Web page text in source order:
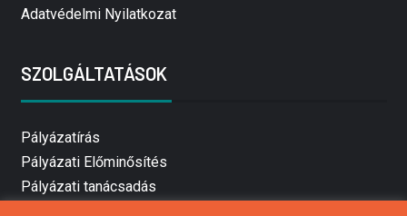
Adatvédelmi Nyilatkozat
SZOLGÁLTATÁSOK
Pályázatírás
Pályázati Előminősítés
Pályázati tanácsadás